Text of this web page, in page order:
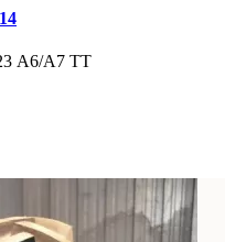
А6/А7 TT